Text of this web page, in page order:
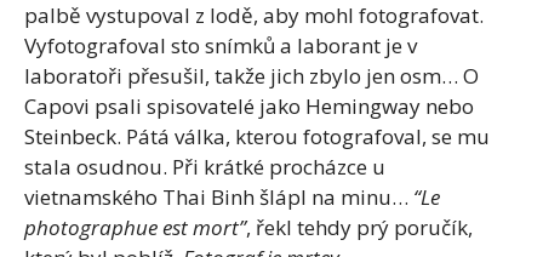
palbě vystupoval z lodě, aby mohl fotografovat.
Vyfotografoval sto snímků a laborant je v
laboratoři přesušil, takže jich zbylo jen osm… O
Capovi psali spisovatelé jako Hemingway nebo
Steinbeck. Pátá válka, kterou fotografoval, se mu
stala osudnou. Při krátké procházce u
vietnamského Thai Binh šlápl na minu… “Le
photographue est mort”, řekl tehdy prý poručík,